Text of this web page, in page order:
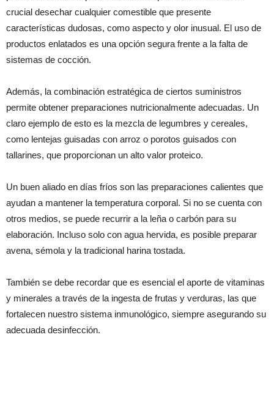
crucial desechar cualquier comestible que presente
características dudosas, como aspecto y olor inusual. El uso de
productos enlatados es una opción segura frente a la falta de
sistemas de cocción.
Además, la combinación estratégica de ciertos suministros
permite obtener preparaciones nutricionalmente adecuadas. Un
claro ejemplo de esto es la mezcla de legumbres y cereales,
como lentejas guisadas con arroz o porotos guisados con
tallarines, que proporcionan un alto valor proteico.
Un buen aliado en días fríos son las preparaciones calientes que
ayudan a mantener la temperatura corporal. Si no se cuenta con
otros medios, se puede recurrir a la leña o carbón para su
elaboración. Incluso solo con agua hervida, es posible preparar
avena, sémola y la tradicional harina tostada.
También se debe recordar que es esencial el aporte de vitaminas
y minerales a través de la ingesta de frutas y verduras, las que
fortalecen nuestro sistema inmunológico, siempre asegurando su
adecuada desinfección.